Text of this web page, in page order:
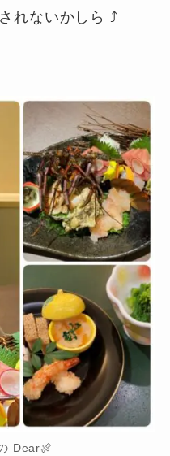
れないかしら ⤴
Dear🍖